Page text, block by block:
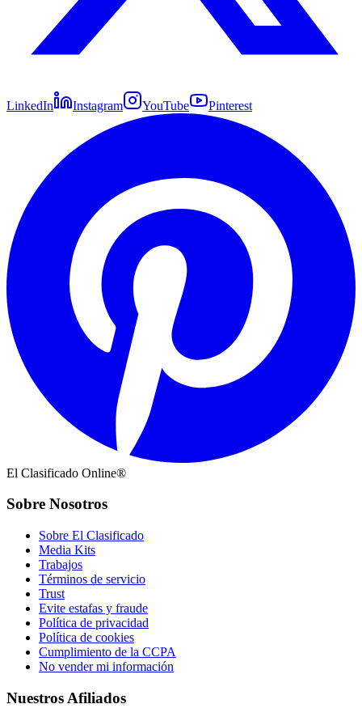
LinkedIn Instagram YouTube Pinterest
El Clasificado Online®
Sobre Nosotros
Sobre El Clasificado
Media Kits
Trabajos
Términos de servicio
Trust
Evite estafas y fraude
Política de privacidad
Política de cookies
Cumplimiento de la CCPA
No vender mi información
Nuestros Afiliados